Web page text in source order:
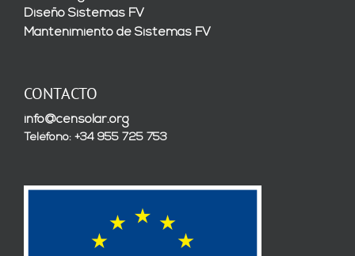
Diseño Sistemas FV
Mantenimiento de Sistemas FV
CONTACTO
info@censolar.org
Teléfono: +34 955 725 753